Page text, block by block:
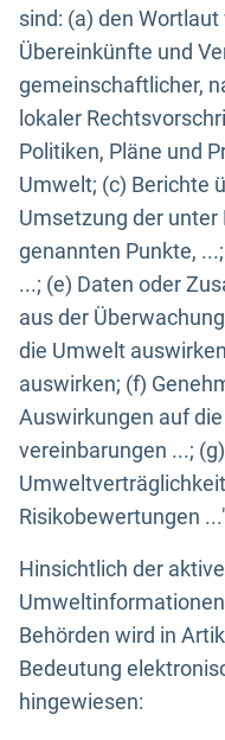
sind: (a) den
Übereinkünfte und
gemeinschaftlicher,
lokaler
Politiken, Pläne und
Umwelt; (c) Berichte
Umsetzung der unter
genannten Punkte,
...; (e) Daten oder
aus der
die Umwelt
auswirken; (f)
Auswirkungen auf
vereinbarungen ...; (g)
Risikobewertungen
Hinsichtlich der
Behörden wird in
Bedeutung
hingewiesen: